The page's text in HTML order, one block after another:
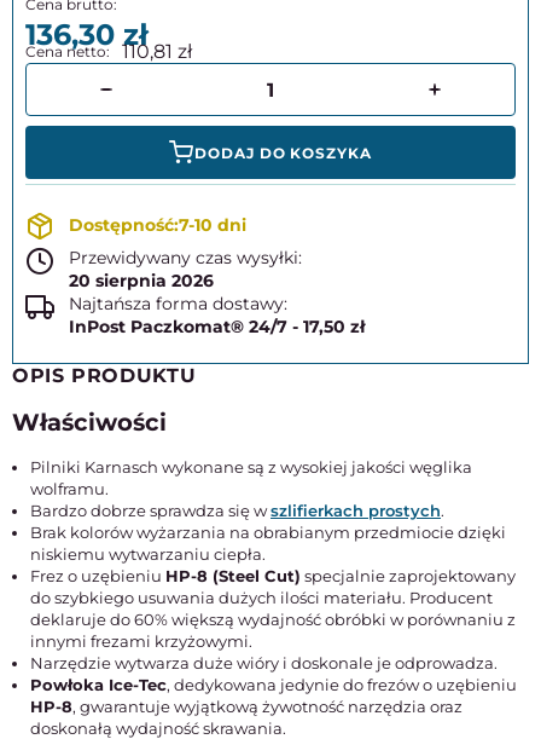
136,30 110,81
DODAJ DO KOSZYKA
7-10 dni
Przewidywany czas wysyłki:
20 sierpnia 2026
Najtańsza forma dostawy:
InPost Paczkomat® 24/7 - 17,50 zł
OPIS PRODUKTU
Właściwości
Pilniki Karnasch wykonane są z wysokiej jakości węglika
wolframu.
Bardzo dobrze sprawdza się wszlifierkach prostych.
Brak kolorów wyżarzania na obrabianym przedmiocie dzięki
niskiemu wytwarzaniu ciepła.
Frez o uzębieniu HP-8 (Steel Cut) specjalnie zaprojektowany
do szybkiego usuwania dużych ilości materiału. Producent
deklaruje do 60% większą wydajność obróbki w porównaniu z
innymi frezami krzyżowymi.
Narzędzie wytwarza duże wióry i doskonale je odprowadza.
Powłoka Ice-Tec, dedykowana jedynie do frezów o uzębieniu
HP-8, gwarantuje wyjątkową żywotność narzędzia oraz
doskonałą wydajność skrawania.